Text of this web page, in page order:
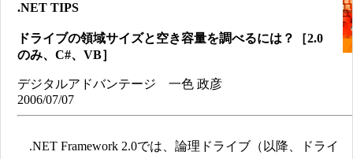
.NET TIPS
ドライブの領域サイズと空き容量を調べるには？［2.0
のみ、C#、VB］
デジタルアドバンテージ 一色 政彦
2006/07/07
.NET Framework 2.0では、論理ドライブ（以降、ドライ